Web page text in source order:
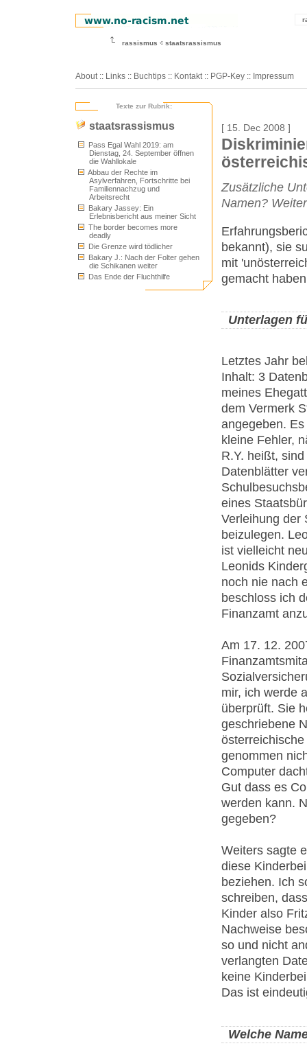
rassismus staatsrassismus
About :: Links :: Buchtips :: Kontakt :: PGP-Key :: Impressum
Texte zur Rubrik:
staatsrassismus
Pass Egal Wahl 2019: am
Dienstag, 24. September öffnen
die Wahllokale
Abbau der Rechte im
Asylverfahren, Fortschritte bei
Familiennachzug und
Arbeitsrecht
Bakary Jassey: Ein
Erlebnisbericht aus meiner Sicht
The border becomes more
deadly
Die Grenze wird tödlicher
Bakary J.: Nach der Folter gehen
die Schikanen weiter
Das Ende der Fluchthilfe
[ 15. Dec 2008 ]
Zusätzliche
Namen?
bekannt), sie
mit
gemacht
Unterlagen
Letztes Jahr
Inhalt: 3
meines
dem Vermerk
angegeben.
kleine Fehler,
R.Y. heißt,
Datenblätter
eines
Verleihung der
beizulegen.
ist vielleicht
Leonids
noch nie nach
beschloss ich
Finanzamt
Am 17. 12.
mir, ich werde
überprüft. Sie
geschriebene
genommen
Computer
Gut dass es
werden kann.
gegeben?
Weiters sagte
diese
beziehen. Ich
schreiben,
Kinder also
Nachweise
so und nicht
verlangten
keine
Das ist
Welche